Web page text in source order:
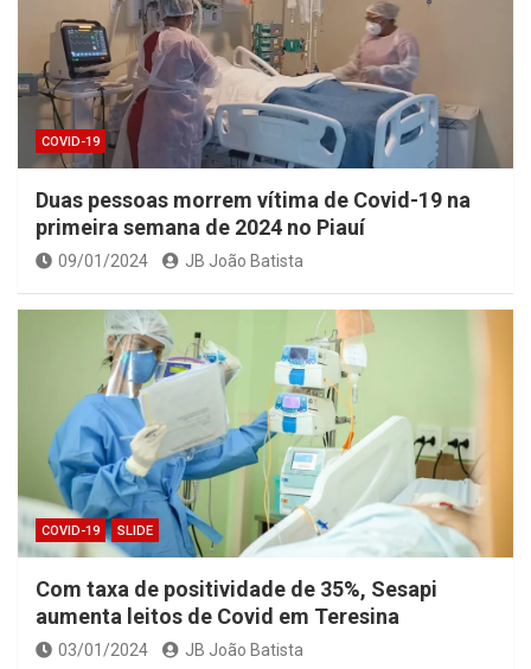
COVID-19
Duas pessoas morrem vítima de Covid-19 na
primeira semana de 2024 no Piauí
09/01/2024 JB João Batista
COVID-19 SLIDE
Com taxa de positividade de 35%, Sesapi
aumenta leitos de Covid em Teresina
03/01/2024 JB João Batista